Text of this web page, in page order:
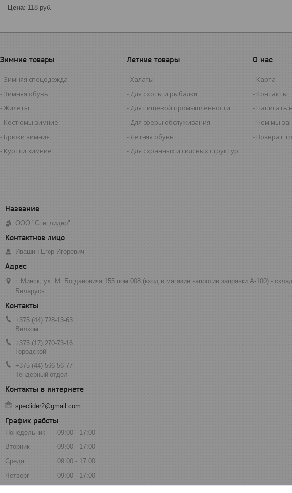
Цена: 118 руб.
Зимние товары
Зимняя спецодежда
Зимняя обувь
Жилеты
Костюмы зимние
Брюки зимние
Куртки зимние
Летние товары
Халаты
Для охоты и рыбалки
Для пищевой промышленности
Для сферы обслуживания
Летняя обувь
Для охранных и силовых структур
О нас
Карта
Контакты
Написать
Чем мы
Возврат
ООО "Спецлидер"
Ивашин Егор Игоревич
г. Минск, ул. М. Богдановича 155 пом 008 (вход в магазин напротив заправки А-100) -
Беларусь
+375 (44) 728-13-63
Велком
+375 (17) 270-73-16
Городской
+375 (44) 566-56-77
Тендерный отдел
speclider2@gmail.com
График работы
Понедельник 09:00
17:00
Вторник
09:00
17:00
Среда
09:00
17:00
Четверг
09:00
17:00